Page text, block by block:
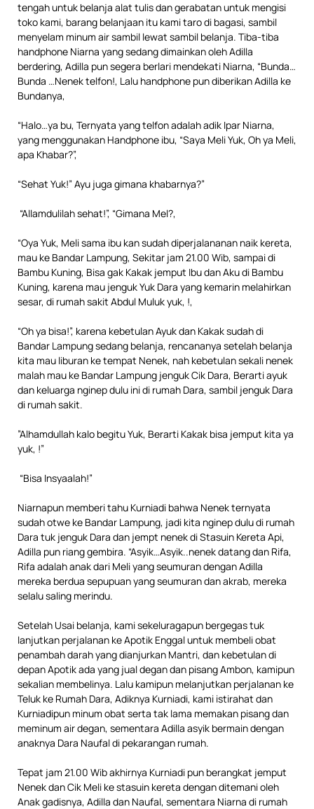
tengah untuk belanja alat tulis dan gerabatan untuk mengisi
toko kami, barang belanjaan itu kami taro di bagasi, sambil
menyelam minum air sambil lewat sambil belanja. Tiba-tiba
handphone Niarna yang sedang dimainkan oleh Adilla
berdering, Adilla pun segera berlari mendekati Niarna, “Bunda…
Bunda …Nenek telfon!, Lalu handphone pun diberikan Adilla ke
Bundanya,
“Halo…ya bu, Ternyata yang telfon adalah adik Ipar Niarna,
yang menggunakan Handphone ibu, “Saya Meli Yuk, Oh ya Meli,
apa Khabar?”,
“Sehat Yuk!” Ayu juga gimana khabarnya?”
“Allamdulilah sehat!”, “Gimana Mel?,
“Oya Yuk, Meli sama ibu kan sudah diperjalananan naik kereta,
mau ke Bandar Lampung, Sekitar jam 21.00 Wib, sampai di
Bambu Kuning, Bisa gak Kakak jemput Ibu dan Aku di Bambu
Kuning, karena mau jenguk Yuk Dara yang kemarin melahirkan
sesar, di rumah sakit Abdul Muluk yuk, !,
“Oh ya bisa!”, karena kebetulan Ayuk dan Kakak sudah di
Bandar Lampung sedang belanja, rencananya setelah belanja
kita mau liburan ke tempat Nenek, nah kebetulan sekali nenek
malah mau ke Bandar Lampung jenguk Cik Dara, Berarti ayuk
dan keluarga nginep dulu ini di rumah Dara, sambil jenguk Dara
di rumah sakit.
”Alhamdullah kalo begitu Yuk, Berarti Kakak bisa jemput kita ya
yuk, !”
“Bisa Insyaalah!”
Niarnapun memberi tahu Kurniadi bahwa Nenek ternyata
sudah otwe ke Bandar Lampung, jadi kita nginep dulu di rumah
Dara tuk jenguk Dara dan jempt nenek di Stasuin Kereta Api,
Adilla pun riang gembira. “Asyik…Asyik..nenek datang dan Rifa,
Rifa adalah anak dari Meli yang seumuran dengan Adilla
mereka berdua sepupuan yang seumuran dan akrab, mereka
selalu saling merindu.
Setelah Usai belanja, kami sekeluragapun bergegas tuk
lanjutkan perjalanan ke Apotik Enggal untuk membeli obat
penambah darah yang dianjurkan Mantri, dan kebetulan di
depan Apotik ada yang jual degan dan pisang Ambon, kamipun
sekalian membelinya. Lalu kamipun melanjutkan perjalanan ke
Teluk ke Rumah Dara, Adiknya Kurniadi, kami istirahat dan
Kurniadipun minum obat serta tak lama memakan pisang dan
meminum air degan, sementara Adilla asyik bermain dengan
anaknya Dara Naufal di pekarangan rumah.
Tepat jam 21.00 Wib akhirnya Kurniadi pun berangkat jemput
Nenek dan Cik Meli ke stasuin kereta dengan ditemani oleh
Anak gadisnya, Adilla dan Naufal, sementara Niarna di rumah